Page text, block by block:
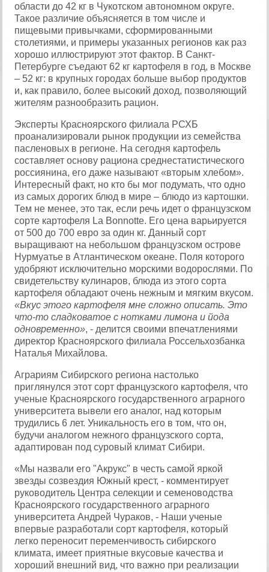
области до 42 кг в Чукотском автономном округе.
Такое различие объясняется в том числе и
пищевыми привычками, сформированными
столетиями, и примеры указанных регионов как раз
хорошо иллюстрируют этот фактор. В Санкт-
Петербурге съедают 62 кг картофеля в год, в Москве
– 52 кг: в крупных городах больше выбор продуктов
и, как правило, более высокий доход, позволяющий
жителям разнообразить рацион.
Эксперты Красноярского филиала РСХБ
проанализировали рынок продукции из семейства
пасленовых в регионе. На сегодня картофель
составляет основу рациона среднестатистического
россиянина, его даже называют «вторым хлебом».
Интересный факт, но кто бы мог подумать, что одно
из самых дорогих блюд в мире – блюдо из картошки.
Тем не менее, это так, если речь идет о французском
сорте картофеля La Bonnotte. Его цена варьируется
от 500 до 700 евро за один кг. Данный сорт
выращивают на небольшом французском острове
Нурмуатье в Атлантическом океане. Поля которого
удобряют исключительно морскими водорослями. По
свидетельству кулинаров, блюда из этого сорта
картофеля обладают очень нежным и мягким вкусом.
«Вкус этого картофеля мне сложно описать. Это
что-то сладковатое с нотками лимона и йода
одновременно», - делится своими впечатлениями
директор Красноярского филиала Россельхозбанка
Наталья Михайлова.
Аграриям Сибирского региона настолько
приглянулся этот сорт французского картофеля, что
ученые Красноярского государственного аграрного
университета вывели его аналог, над которым
трудились 6 лет. Уникальность его в том, что он,
будучи аналогом нежного французского сорта,
адаптирован под суровый климат Сибири.
«Мы назвали его "Акрукс" в честь самой яркой
звезды созвездия Южный крест, - комментирует
руководитель Центра селекции и семеноводства
Красноярского государственного аграрного
университета Андрей Чураков, - Наши ученые
впервые разработали сорт картофеля, который
легко переносит переменчивость сибирского
климата, имеет приятные вкусовые качества и
хороший внешний вид, что важно при реализации